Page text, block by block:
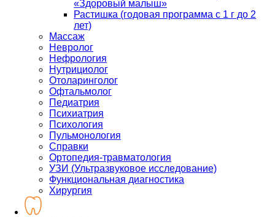
«Здоровый малыш»
Растишка (годовая программа с 1 г до 2
лет)
Массаж
Невролог
Нефрология
Нутрициолог
Отоларинголог
Офтальмолог
Педиатрия
Психиатрия
Психология
Пульмонология
Справки
Ортопедия-травматология
УЗИ (Ультразвуковое исследование)
Функциональная диагностика
Хирургия